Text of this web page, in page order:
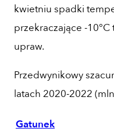
kwietniu spadki
przekraczające -10°C
upraw.
Przedwynikowy
latach 2020-2022
Gatunek